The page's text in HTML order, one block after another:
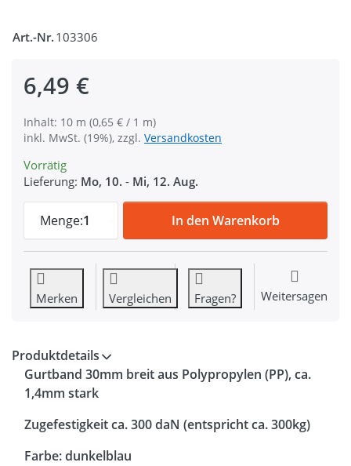
Art.-Nr. 103306
6,49 €
Inhalt: 10 m (0,65 € / 1 m)
inkl. MwSt. (19%), zzgl. Versandkosten
Vorrätig
Lieferung: Mo, 10. - Mi, 12. Aug.
Menge:1
10m PP Gurtband - 30mm breit - 1,4mm
In den Warenkorb
Merken Vergleichen Fragen? Weitersagen
Produktdetails
Gurtband 30mm breit aus Polypropylen (PP), ca.
1,4mm stark
Zugefestigkeit ca. 300 daN (entspricht ca. 300kg)
Farbe: dunkelblau